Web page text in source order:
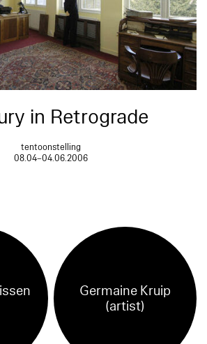
in Retrograde
tentoonstelling
08.04–04.06.2006
Germaine Kruip
(artist)